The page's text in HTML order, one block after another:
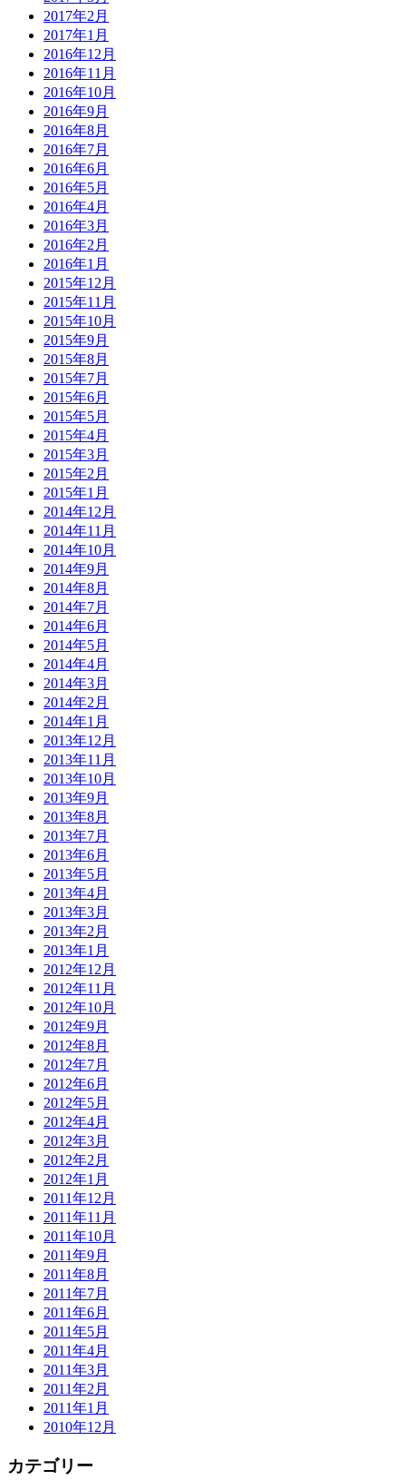
2017年2月
2017年1月
2016年12月
2016年11月
2016年10月
2016年9月
2016年8月
2016年7月
2016年6月
2016年5月
2016年4月
2016年3月
2016年2月
2016年1月
2015年12月
2015年11月
2015年10月
2015年9月
2015年8月
2015年7月
2015年6月
2015年5月
2015年4月
2015年3月
2015年2月
2015年1月
2014年12月
2014年11月
2014年10月
2014年9月
2014年8月
2014年7月
2014年6月
2014年5月
2014年4月
2014年3月
2014年2月
2014年1月
2013年12月
2013年11月
2013年10月
2013年9月
2013年8月
2013年7月
2013年6月
2013年5月
2013年4月
2013年3月
2013年2月
2013年1月
2012年12月
2012年11月
2012年10月
2012年9月
2012年8月
2012年7月
2012年6月
2012年5月
2012年4月
2012年3月
2012年2月
2012年1月
2011年12月
2011年11月
2011年10月
2011年9月
2011年8月
2011年7月
2011年6月
2011年5月
2011年4月
2011年3月
2011年2月
2011年1月
2010年12月
カテゴリー